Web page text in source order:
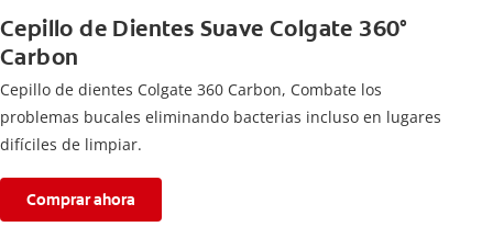
Cepillo de Dientes Suave Colgate 360°
Carbon
Cepillo de dientes Colgate 360 ​​Carbon, Combate los
problemas bucales eliminando bacterias incluso en lugares
difíciles de limpiar.
Comprar ahora